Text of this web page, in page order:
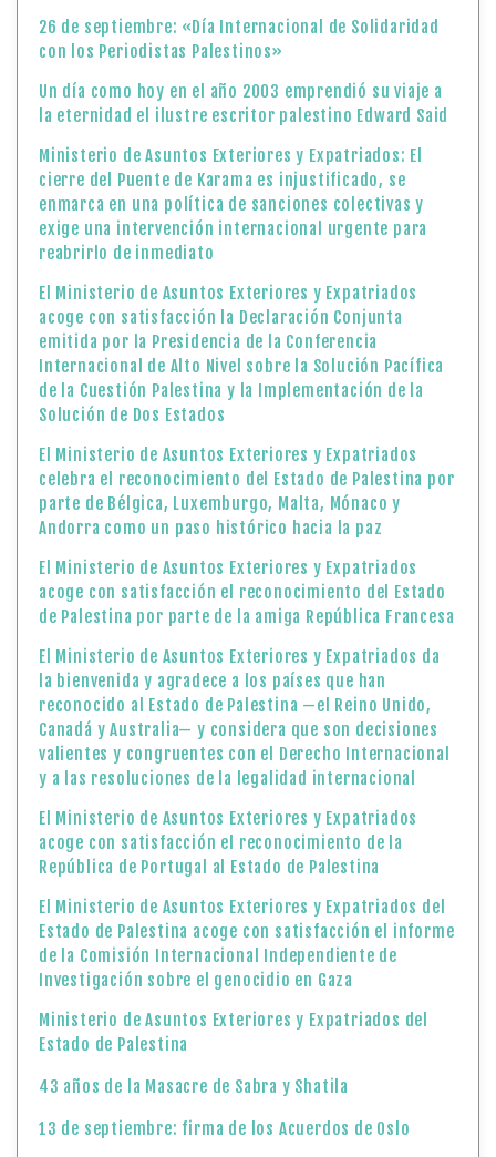
26 de septiembre: «Día Internacional de Solidaridad
con los Periodistas Palestinos»
Un día como hoy en el año 2003 emprendió su viaje a
la eternidad el ilustre escritor palestino Edward Said
Ministerio de Asuntos Exteriores y Expatriados: El
cierre del Puente de Karama es injustificado, se
enmarca en una política de sanciones colectivas y
exige una intervención internacional urgente para
reabrirlo de inmediato
El Ministerio de Asuntos Exteriores y Expatriados
acoge con satisfacción la Declaración Conjunta
emitida por la Presidencia de la Conferencia
Internacional de Alto Nivel sobre la Solución Pacífica
de la Cuestión Palestina y la Implementación de la
Solución de Dos Estados
El Ministerio de Asuntos Exteriores y Expatriados
celebra el reconocimiento del Estado de Palestina por
parte de Bélgica, Luxemburgo, Malta, Mónaco y
Andorra como un paso histórico hacia la paz
El Ministerio de Asuntos Exteriores y Expatriados
acoge con satisfacción el reconocimiento del Estado
de Palestina por parte de la amiga República Francesa
El Ministerio de Asuntos Exteriores y Expatriados da
la bienvenida y agradece a los países que han
reconocido al Estado de Palestina —el Reino Unido,
Canadá y Australia— y considera que son decisiones
valientes y congruentes con el Derecho Internacional
y a las resoluciones de la legalidad internacional
El Ministerio de Asuntos Exteriores y Expatriados
acoge con satisfacción el reconocimiento de la
República de Portugal al Estado de Palestina
El Ministerio de Asuntos Exteriores y Expatriados del
Estado de Palestina acoge con satisfacción el informe
de la Comisión Internacional Independiente de
Investigación sobre el genocidio en Gaza
Ministerio de Asuntos Exteriores y Expatriados del
Estado de Palestina
43 años de la Masacre de Sabra y Shatila
13 de septiembre: firma de los Acuerdos de Oslo